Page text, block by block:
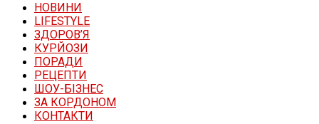
НОВИНИ
LIFESTYLE
ЗДОРОВ’Я
КУРЙОЗИ
ПОРАДИ
РЕЦЕПТИ
ШОУ-БІЗНЕС
ЗА КОРДОНОМ
КОНТАКТИ